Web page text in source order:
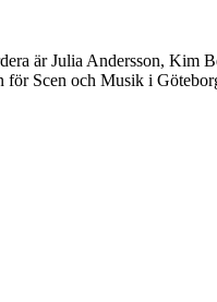
är Julia Andersson, Kim
för Scen och Musik i